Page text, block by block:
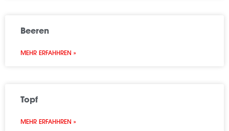
Beeren
MEHR ERFAHHREN »
Topf
MEHR ERFAHHREN »